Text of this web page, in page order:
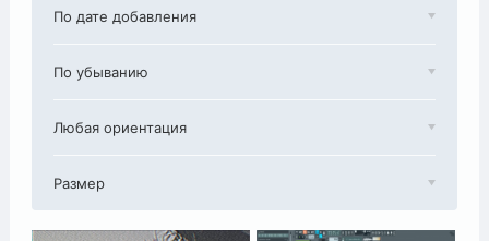
По дате добавления
По убыванию
Любая ориентация
Размер